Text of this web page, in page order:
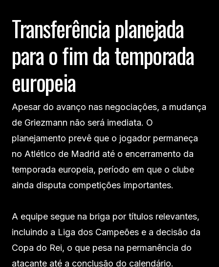
Transferência planejada
para o fim da temporada
europeia
Apesar do avanço nas negociações, a mudança
de Griezmann não será imediata. O
planejamento prevê que o jogador permaneça
no Atlético de Madrid até o encerramento da
temporada europeia, período em que o clube
ainda disputa competições importantes.
A equipe segue na briga por títulos relevantes,
incluindo a Liga dos Campeões e a decisão da
Copa do Rei, o que pesa na permanência do
atacante até a conclusão do calendário.